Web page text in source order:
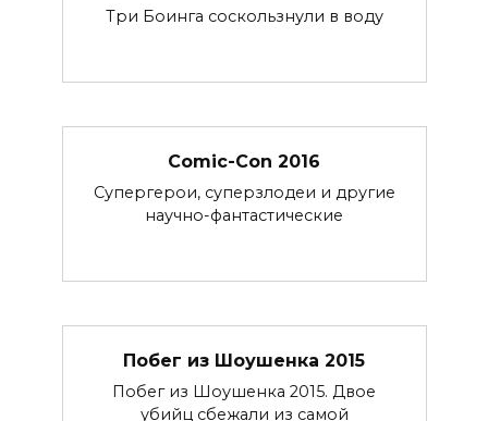
Три Боинга соскользнули в воду
Comic-Con 2016
Супергерои, суперзлодеи и другие
научно-фантастические
Побег из Шоушенка 2015
Побег из Шоушенка 2015. Двое
убийц сбежали из самой